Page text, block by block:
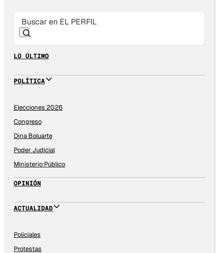
LO ÚLTIMO
POLÍTICA
Elecciones 2026
Congreso
Dina Boluarte
Poder Judicial
Ministerio Público
OPINIÓN
ACTUALIDAD
Policiales
Protestas